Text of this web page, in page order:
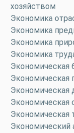
хозяйством
Экономика
Экономика
Экономика
Экономика
Экономическая
Экономическая
Экономическая
Экономическая
Экономическая
Экономический